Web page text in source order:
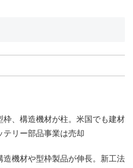
枠、構造機材が柱。米国でも建材
テリー部品事業は売却
機材や型枠製品が伸長。新工法